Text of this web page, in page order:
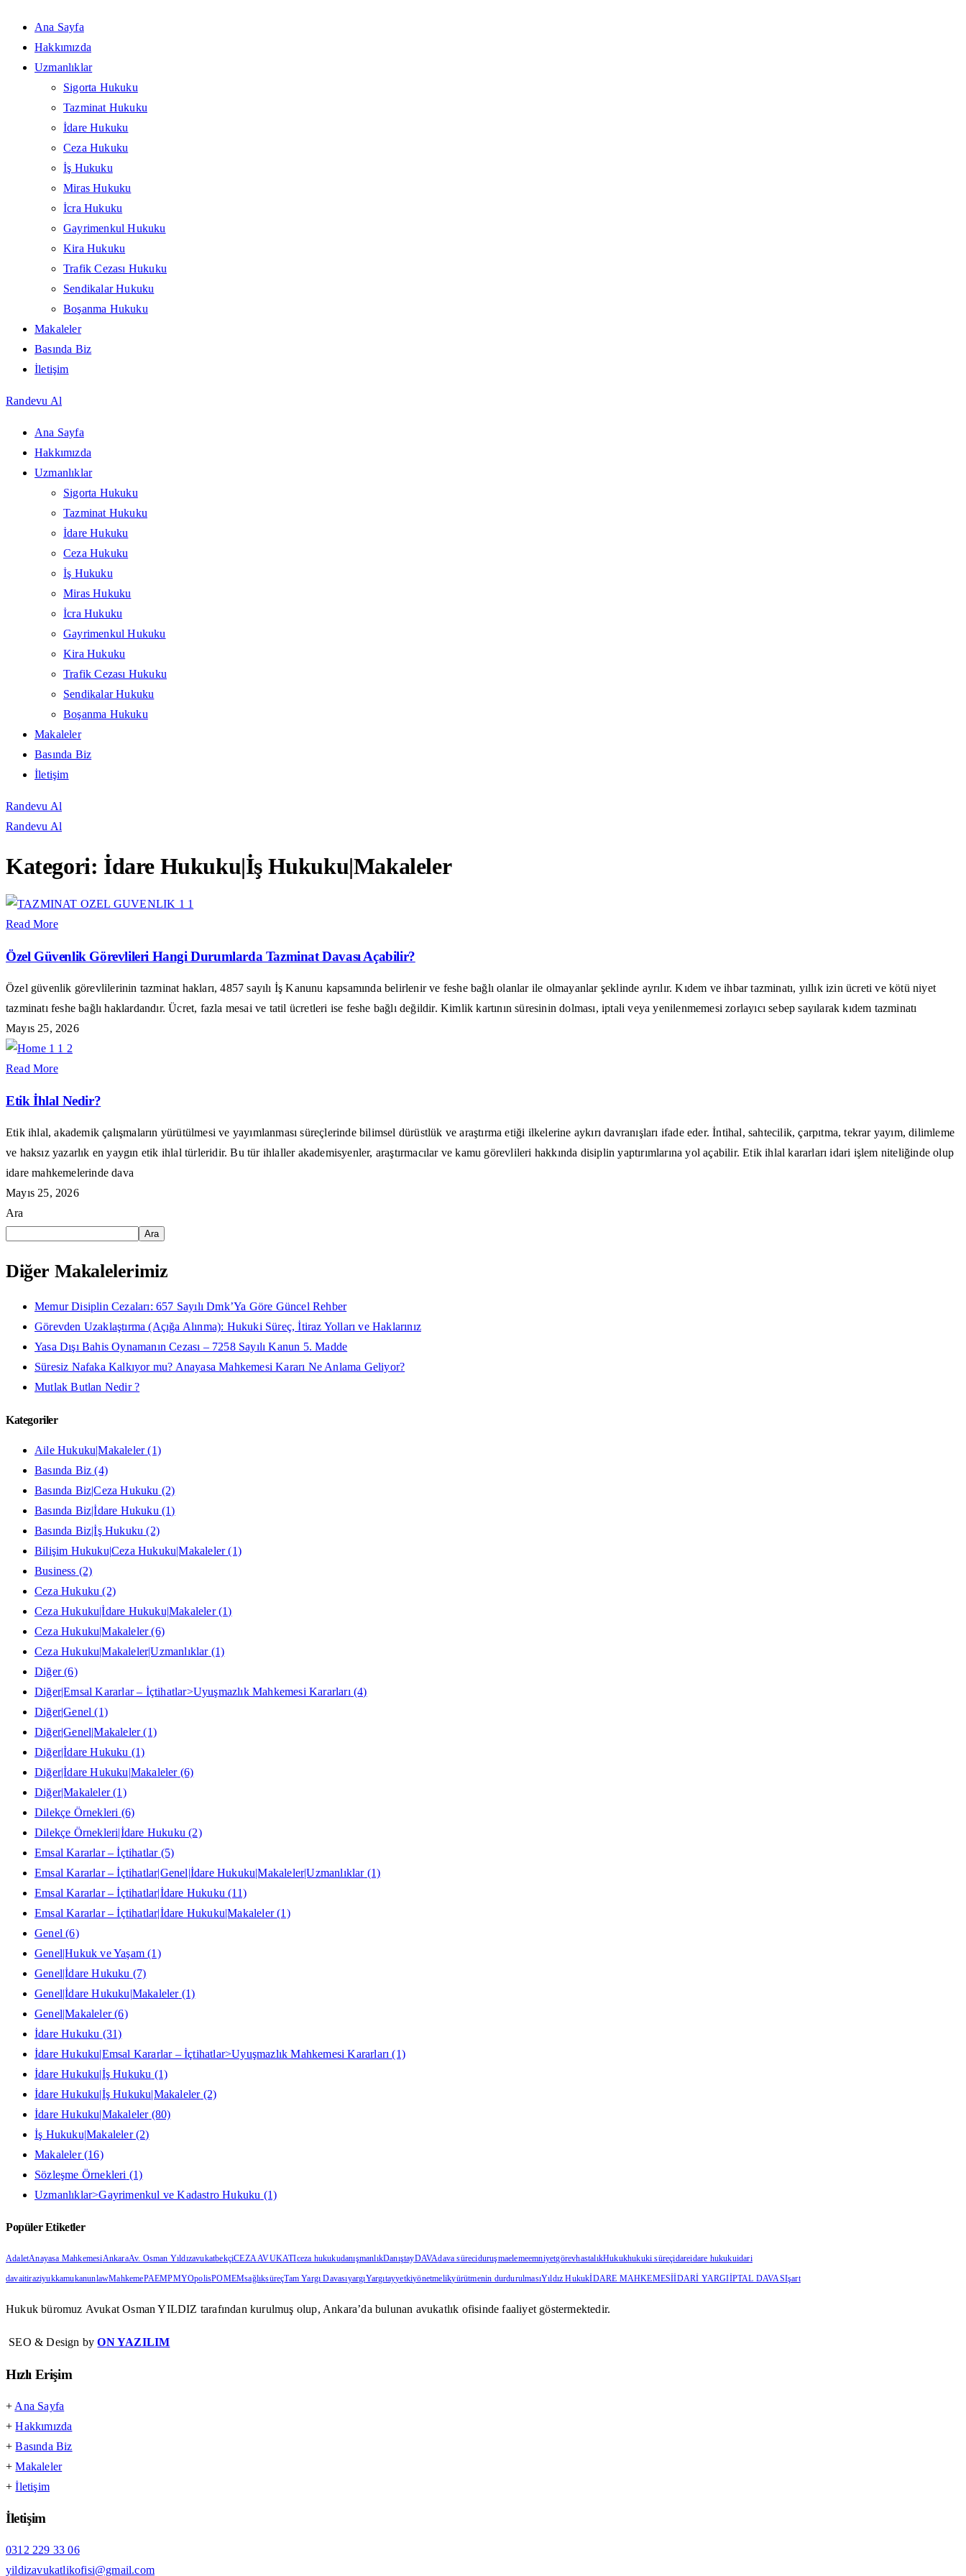
Ana Sayfa
Hakkımızda
Uzmanlıklar
Sigorta Hukuku
Tazminat Hukuku
İdare Hukuku
Ceza Hukuku
İş Hukuku
Miras Hukuku
İcra Hukuku
Gayrimenkul Hukuku
Kira Hukuku
Trafik Cezası Hukuku
Sendikalar Hukuku
Boşanma Hukuku
Makaleler
Basında Biz
İletişim
Randevu Al
Ana Sayfa
Hakkımızda
Uzmanlıklar
Sigorta Hukuku
Tazminat Hukuku
İdare Hukuku
Ceza Hukuku
İş Hukuku
Miras Hukuku
İcra Hukuku
Gayrimenkul Hukuku
Kira Hukuku
Trafik Cezası Hukuku
Sendikalar Hukuku
Boşanma Hukuku
Makaleler
Basında Biz
İletişim
Randevu Al
Randevu Al
Kategori: İdare Hukuku|İş Hukuku|Makaleler
Read More
Özel Güvenlik Görevlileri Hangi Durumlarda Tazminat Davası Açabilir?
Özel güvenlik görevlilerinin tazminat hakları, 4857 sayılı İş Kanunu kapsamında belirlenir ve feshe bağlı olanlar ile olmayanlar şeklinde ayrılır. Kıdem ve ihbar tazminatı, yıllık izin ücreti ve kötü niyet
tazminatı feshe bağlı haklardandır. Ücret, fazla mesai ve tatil ücretleri ise feshe bağlı değildir. Kimlik kartının süresinin dolması, iptali veya yenilenmemesi zorlayıcı sebep sayılarak kıdem tazminatı
Mayıs 25, 2026
Read More
Etik İhlal Nedir?
Etik ihlal, akademik çalışmaların yürütülmesi ve yayımlanması süreçlerinde bilimsel dürüstlük ve araştırma etiği ilkelerine aykırı davranışları ifade eder. İntihal, sahtecilik, çarpıtma, tekrar yayım, dilimleme
ve haksız yazarlık en yaygın etik ihlal türleridir. Bu tür ihlaller akademisyenler, araştırmacılar ve kamu görevlileri hakkında disiplin yaptırımlarına yol açabilir. Etik ihlal kararları idari işlem niteliğinde olup
idare mahkemelerinde dava
Mayıs 25, 2026
Ara
Ara
Diğer Makalelerimiz
Memur Disiplin Cezaları: 657 Sayılı Dmk’Ya Göre Güncel Rehber
Görevden Uzaklaştırma (Açığa Alınma): Hukuki Süreç, İtiraz Yolları ve Haklarınız
Yasa Dışı Bahis Oynamanın Cezası – 7258 Sayılı Kanun 5. Madde
Süresiz Nafaka Kalkıyor mu? Anayasa Mahkemesi Kararı Ne Anlama Geliyor?
Mutlak Butlan Nedir ?
Kategoriler
Aile Hukuku|Makaleler (1)
Basında Biz (4)
Basında Biz|Ceza Hukuku (2)
Basında Biz|İdare Hukuku (1)
Basında Biz|İş Hukuku (2)
Bilişim Hukuku|Ceza Hukuku|Makaleler (1)
Business (2)
Ceza Hukuku (2)
Ceza Hukuku|İdare Hukuku|Makaleler (1)
Ceza Hukuku|Makaleler (6)
Ceza Hukuku|Makaleler|Uzmanlıklar (1)
Diğer (6)
Diğer|Emsal Kararlar – İçtihatlar>Uyuşmazlık Mahkemesi Kararları (4)
Diğer|Genel (1)
Diğer|Genel|Makaleler (1)
Diğer|İdare Hukuku (1)
Diğer|İdare Hukuku|Makaleler (6)
Diğer|Makaleler (1)
Dilekçe Örnekleri (6)
Dilekçe Örnekleri|İdare Hukuku (2)
Emsal Kararlar – İçtihatlar (5)
Emsal Kararlar – İçtihatlar|Genel|İdare Hukuku|Makaleler|Uzmanlıklar (1)
Emsal Kararlar – İçtihatlar|İdare Hukuku (11)
Emsal Kararlar – İçtihatlar|İdare Hukuku|Makaleler (1)
Genel (6)
Genel|Hukuk ve Yaşam (1)
Genel|İdare Hukuku (7)
Genel|İdare Hukuku|Makaleler (1)
Genel|Makaleler (6)
İdare Hukuku (31)
İdare Hukuku|Emsal Kararlar – İçtihatlar>Uyuşmazlık Mahkemesi Kararları (1)
İdare Hukuku|İş Hukuku (1)
İdare Hukuku|İş Hukuku|Makaleler (2)
İdare Hukuku|Makaleler (80)
İş Hukuku|Makaleler (2)
Makaleler (16)
Sözleşme Örnekleri (1)
Uzmanlıklar>Gayrimenkul ve Kadastro Hukuku (1)
Popüler Etiketler
AdaletAnayasa MahkemesiAnkaraAv. Osman YıldızavukatbekçiCEZA AVUKATIceza hukukudanışmanlıkDanıştayDAVAdava süreciduruşmaelemeemniyetgörevhastalıkHukukhukuki süreçidareidare hukukuidari
davaitiraziyukkamukanunlawMahkemePAEMPMYOpolisPOMEMsağlıksüreçTam Yargı DavasıyargıYargıtayyetkiyönetmelikyürütmenin durdurulmasıYıldız HukukİDARE MAHKEMESİİDARİ YARGIİPTAL DAVASIşart
Hukuk büromuz Avukat Osman YILDIZ tarafından kurulmuş olup, Ankara’da bulunan avukatlık ofisinde faaliyet göstermektedir.
SEO & Design byON YAZILIM
Hızlı Erişim
+ Ana Sayfa
+Hakkımızda
+Basında Biz
+Makaleler
+İletişim
İletişim
0312 229 33 06
yildizavukatlikofisi@gmail.com